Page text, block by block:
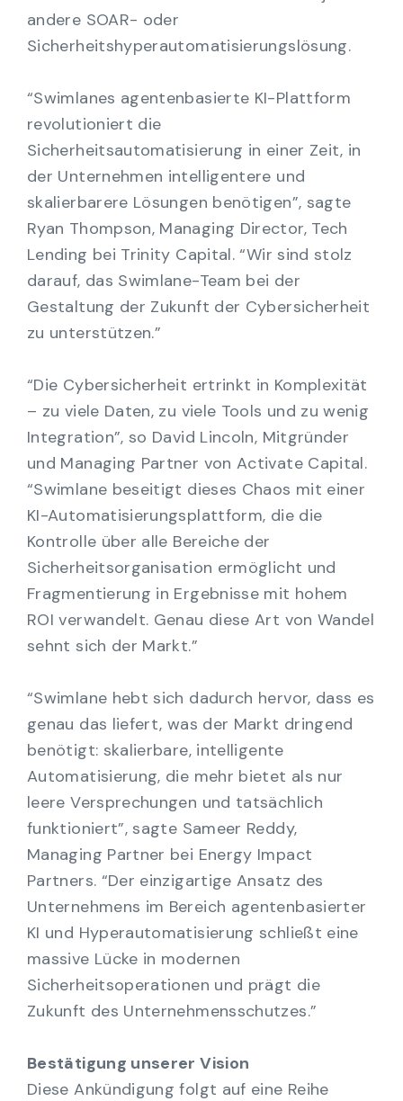
andere SOAR- oder
Sicherheitshyperautomatisierungslösung.
“Swimlanes agentenbasierte KI-Plattform
revolutioniert die
Sicherheitsautomatisierung in einer Zeit, in
der Unternehmen intelligentere und
skalierbarere Lösungen benötigen”, sagte
Ryan Thompson, Managing Director, Tech
Lending bei Trinity Capital. “Wir sind stolz
darauf, das Swimlane-Team bei der
Gestaltung der Zukunft der Cybersicherheit
zu unterstützen.”
“Die Cybersicherheit ertrinkt in Komplexität
– zu viele Daten, zu viele Tools und zu wenig
Integration”, so David Lincoln, Mitgründer
und Managing Partner von Activate Capital.
“Swimlane beseitigt dieses Chaos mit einer
KI-Automatisierungsplattform, die die
Kontrolle über alle Bereiche der
Sicherheitsorganisation ermöglicht und
Fragmentierung in Ergebnisse mit hohem
ROI verwandelt. Genau diese Art von Wandel
sehnt sich der Markt.”
“Swimlane hebt sich dadurch hervor, dass es
genau das liefert, was der Markt dringend
benötigt: skalierbare, intelligente
Automatisierung, die mehr bietet als nur
leere Versprechungen und tatsächlich
funktioniert”, sagte Sameer Reddy,
Managing Partner bei Energy Impact
Partners. “Der einzigartige Ansatz des
Unternehmens im Bereich agentenbasierter
KI und Hyperautomatisierung schließt eine
massive Lücke in modernen
Sicherheitsoperationen und prägt die
Zukunft des Unternehmensschutzes.”
Bestätigung unserer Vision
Diese Ankündigung folgt auf eine Reihe